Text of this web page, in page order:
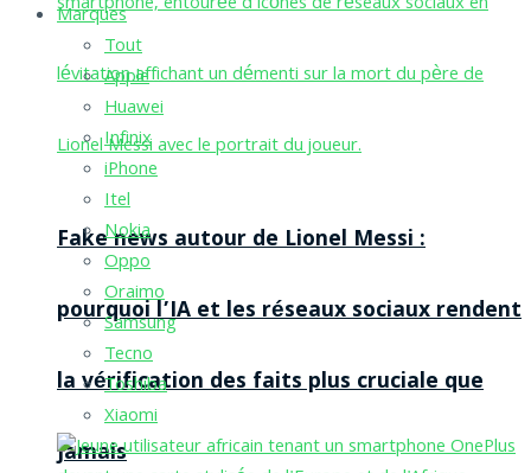
Fake news autour de Lionel Messi :
pourquoi l’IA et les réseaux sociaux rendent
la vérification des faits plus cruciale que
jamais
Marques
Tout
Apple
Huawei
Infinix
iPhone
Itel
Nokia
Oppo
Oraimo
Samsung
Tecno
Toshiba
Xiaomi